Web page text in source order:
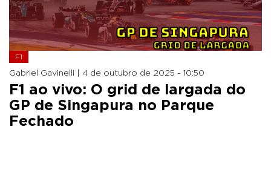
F1
Gabriel Gavinelli | 4 de outubro de 2025 - 10:50
F1 ao vivo: O grid de largada do
GP de Singapura no Parque
Fechado